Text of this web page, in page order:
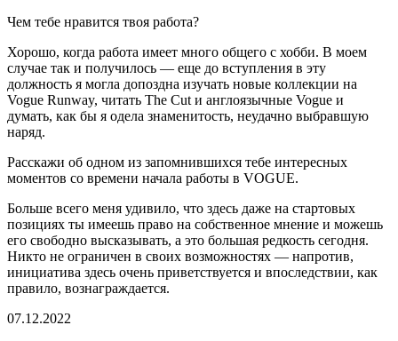
Чем тебе нравится твоя работа?
Хорошо, когда работа имеет много общего с хобби. В моем
случае так и получилось — еще до вступления в эту
должность я могла допоздна изучать новые коллекции на
Vogue Runway, читать The Cut и англоязычные Vogue и
думать, как бы я одела знаменитость, неудачно выбравшую
наряд.
Расскажи об одном из запомнившихся тебе интересных
моментов со времени начала работы в VOGUE.
Больше всего меня удивило, что здесь даже на стартовых
позициях ты имеешь право на собственное мнение и можешь
его свободно высказывать, а это большая редкость сегодня.
Никто не ограничен в своих возможностях — напротив,
инициатива здесь очень приветствуется и впоследствии, как
правило, вознаграждается.
07.12.2022